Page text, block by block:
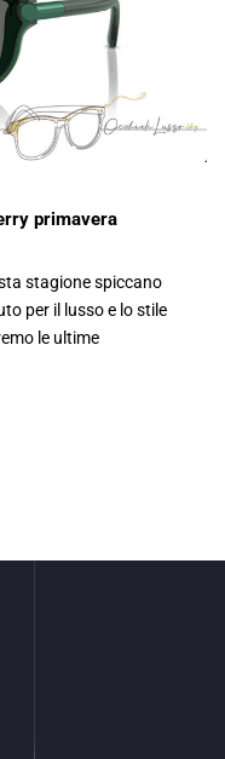
primavera
stagione spiccano
per il lusso e lo stile
le ultime